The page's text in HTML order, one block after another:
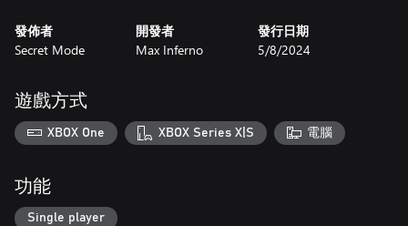
發佈者
Secret Mode
開發者
Max Inferno
發行日期
5/8/2024
遊戲方式
XBOX One XBOX Series X|S 電腦
功能
Single player